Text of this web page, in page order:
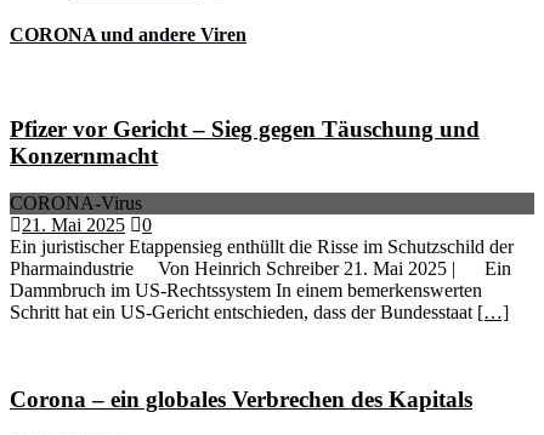
CORONA und andere Viren
Pfizer vor Gericht – Sieg gegen Täuschung und
Konzernmacht
CORONA-Virus
21. Mai 2025
0
Ein juristischer Etappensieg enthüllt die Risse im Schutzschild der
Pharmaindustrie Von Heinrich Schreiber 21. Mai 2025 | Ein
Dammbruch im US-Rechtssystem In einem bemerkenswerten
Schritt hat ein US-Gericht entschieden, dass der Bundesstaat […]
Corona – ein globales Verbrechen des Kapitals